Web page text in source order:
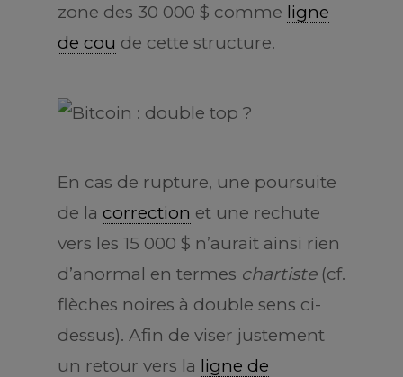
zone des 30 000 $ comme ligne
de cou de cette structure.
En cas de rupture, une poursuite
de la correction et une rechute
vers les 15 000 $ n’aurait ainsi rien
d’anormal en termes chartiste (cf.
flèches noires à double sens ci-
dessus). Afin de viser justement
un retour vers la ligne de